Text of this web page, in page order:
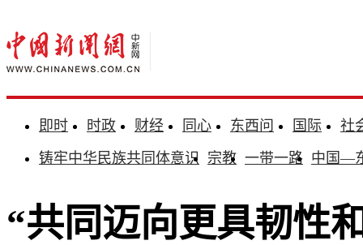
即时 时政 财经 同心 东西问 国际
社
铸牢中华民族共同体意识 宗教 一带一路 中国—
“共同迈向更具韧性